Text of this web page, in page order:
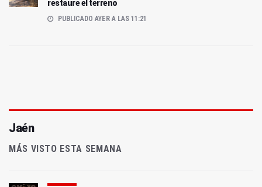
restaure el terreno
PUBLICADO AYER A LAS 11:21
Jaén
MÁS VISTO ESTA SEMANA